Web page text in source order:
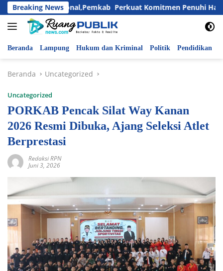
Langsung
ke
konten
Breaking News
Nasional,Pemkab Perkuat Komitmen Penuhi Hak dan
Beranda Lampung Hukum dan Kriminal Politik Pendidikan
Beranda Uncategorized
Uncategorized
PORKAB Pencak Silat Way Kanan
2026 Resmi Dibuka, Ajang Seleksi Atlet
Berprestasi
Redaksi RPN
Juni 3, 2026